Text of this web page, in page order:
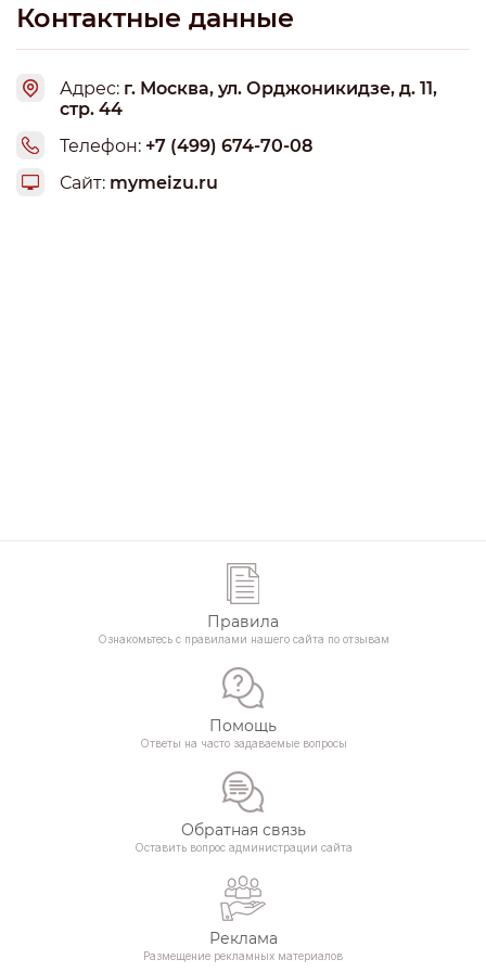
самовывоз. Если живете в пределах 50 км от Мск,
доставка не более 1600 рублей обойдется. В-третьих,
мы по своему опыту поняли, что тут очень продуманный
и крутой сервис. Ставлю 10 из 10.
Контактные данные
Адрес: г. Москва, ул. Орджоникидзе, д. 11,
стр. 44
Телефон: +7 (499) 674-70-08
Сайт: mymeizu.ru
Правила
Ознакомьтесь с правилами нашего сайта по отзывам
Помощь
Ответы на часто задаваемые вопросы
Обратная связь
Оставить вопрос администрации сайта
Реклама
Размещение рекламных материалов